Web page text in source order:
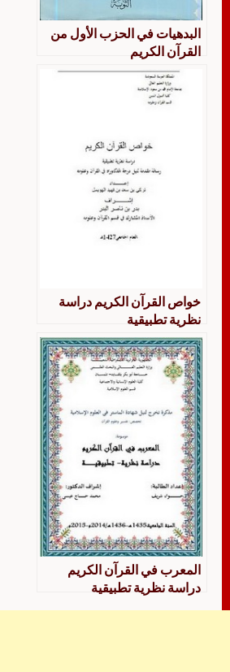
البدهيات في الحزب الأول من
القرآن الكريم
خواص القرآن الكريم دراسة
نظرية تطبيقية
المعرب في القرآن الكريم
دراسة نظرية تطبيقية